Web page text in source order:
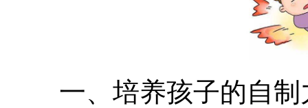
一、培养孩子的自制